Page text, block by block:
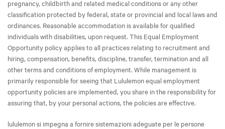
pregnancy, childbirth and related medical conditions or any other
classification protected by federal, state or provincial and local laws and
ordinances. Reasonable accommodation is available for qualified
individuals with disabilities, upon request. This Equal Employment
Opportunity policy applies to all practices relating to recruitment and
hiring, compensation, benefits, discipline, transfer, termination and all
other terms and conditions of employment. While management is
primarily responsible for seeing that Lululemon equal employment
opportunity policies are implemented, you share in the responsibility for
assuring that, by your personal actions, the policies are effective.
lululemon si impegna a fornire sistemazioni adeguate per le persone